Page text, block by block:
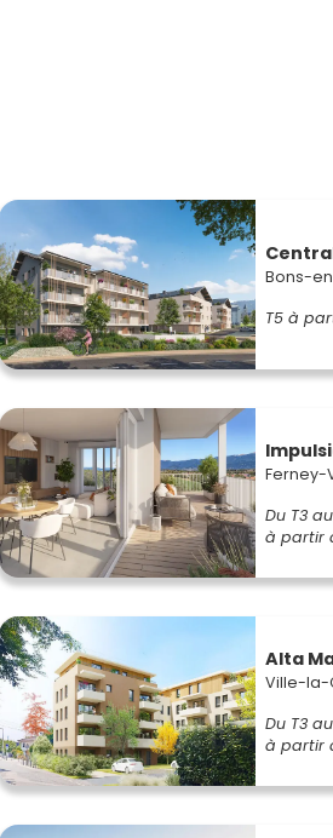
Bons-
T5 à
Ferney-
Du T3
à partir
Alta
Ville-la-
Du T3
à partir